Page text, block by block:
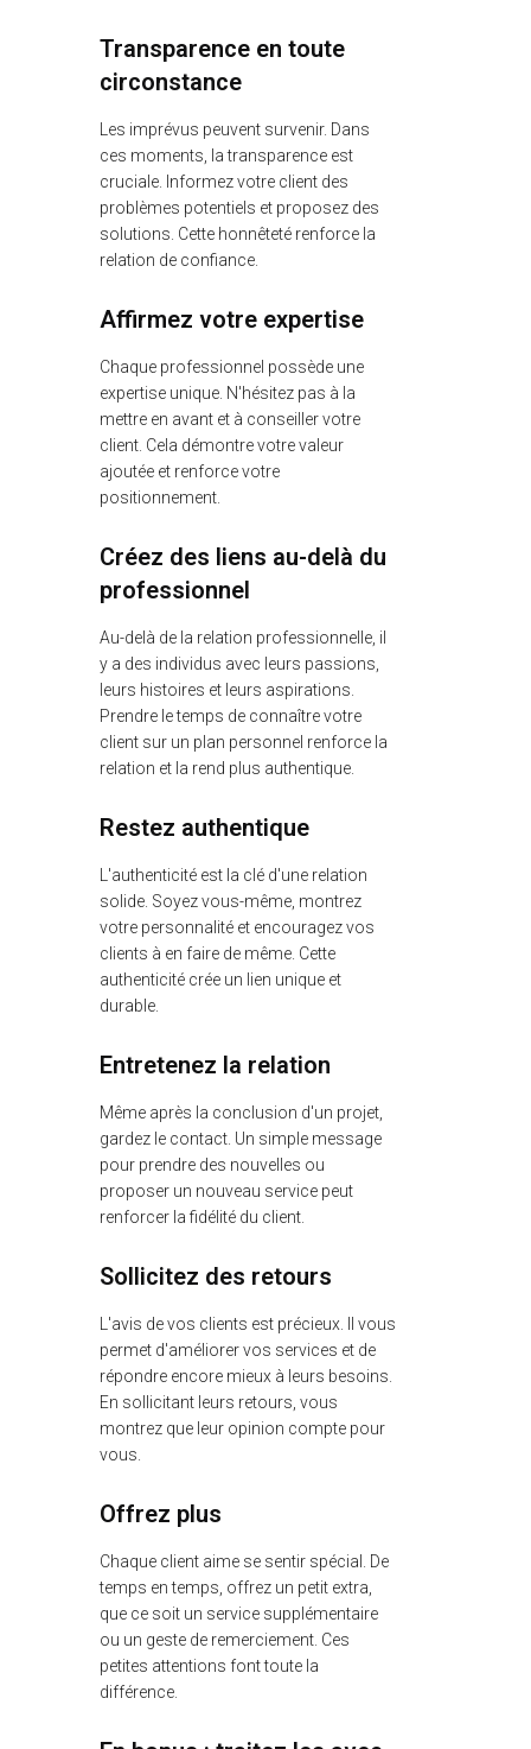
Transparence en toute
circonstance
Les imprévus peuvent survenir. Dans
ces moments, la transparence est
cruciale. Informez votre client des
problèmes potentiels et proposez des
solutions. Cette honnêteté renforce la
relation de confiance.
Affirmez votre expertise
Chaque professionnel possède une
expertise unique. N'hésitez pas à la
mettre en avant et à conseiller votre
client. Cela démontre votre valeur
ajoutée et renforce votre
positionnement.
Créez des liens au-delà du
professionnel
Au-delà de la relation professionnelle, il
y a des individus avec leurs passions,
leurs histoires et leurs aspirations.
Prendre le temps de connaître votre
client sur un plan personnel renforce la
relation et la rend plus authentique.
Restez authentique
L'authenticité est la clé d'une relation
solide. Soyez vous-même, montrez
votre personnalité et encouragez vos
clients à en faire de même. Cette
authenticité crée un lien unique et
durable.
Entretenez la relation
Même après la conclusion d'un projet,
gardez le contact. Un simple message
pour prendre des nouvelles ou
proposer un nouveau service peut
renforcer la fidélité du client.
Sollicitez des retours
L'avis de vos clients est précieux. Il vous
permet d'améliorer vos services et de
répondre encore mieux à leurs besoins.
En sollicitant leurs retours, vous
montrez que leur opinion compte pour
vous.
Offrez plus
Chaque client aime se sentir spécial. De
temps en temps, offrez un petit extra,
que ce soit un service supplémentaire
ou un geste de remerciement. Ces
petites attentions font toute la
différence.